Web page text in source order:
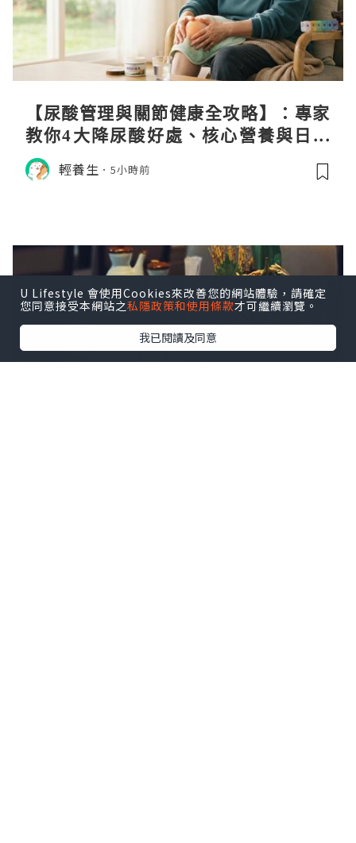
【尿酸管理與關節健康全攻略】：專家
教你4大降尿酸好處、核心營養與日常
飲食調理秘訣
輕養生 5小時前
U Lifestyle 會使用Cookies來改善您的網站體驗，請確定
您同意接受本網站之私隱政策和使用條款才可繼續瀏覽。
我已閱讀及同意